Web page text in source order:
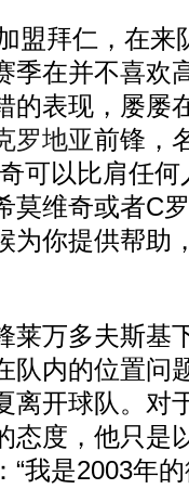
拜仁，在来
季在并不喜欢
的表现，屡屡
罗地亚前锋，
可以比肩任
莫维奇或者C
为你提供帮助
莱万多夫斯基
队内的位置问
离开球队。对
态度，他只是
“我是2003年的